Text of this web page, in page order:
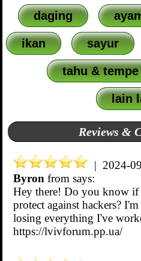
daging
ikan sayur
tahu & tempe
lain
Reviews &
| 2024-
Byron from says:
Hey there! Do you know
protect against hackers?
losing everything I've
https://lvivforum.pp.ua/